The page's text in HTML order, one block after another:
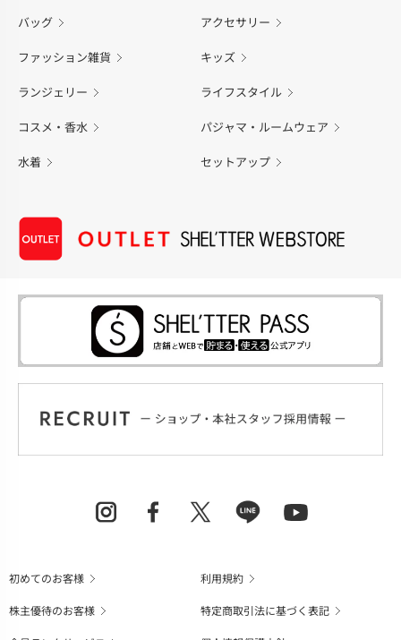
バッグ アクセサリー
ファッション雑貨 キッズ
ランジェリー ライフスタイル
コスメ・香水 パジャマ・ルームウェア
水着 セットアップ
初めてのお客様
利用規約
株主優待のお客様
特定商取引法に基づく表記